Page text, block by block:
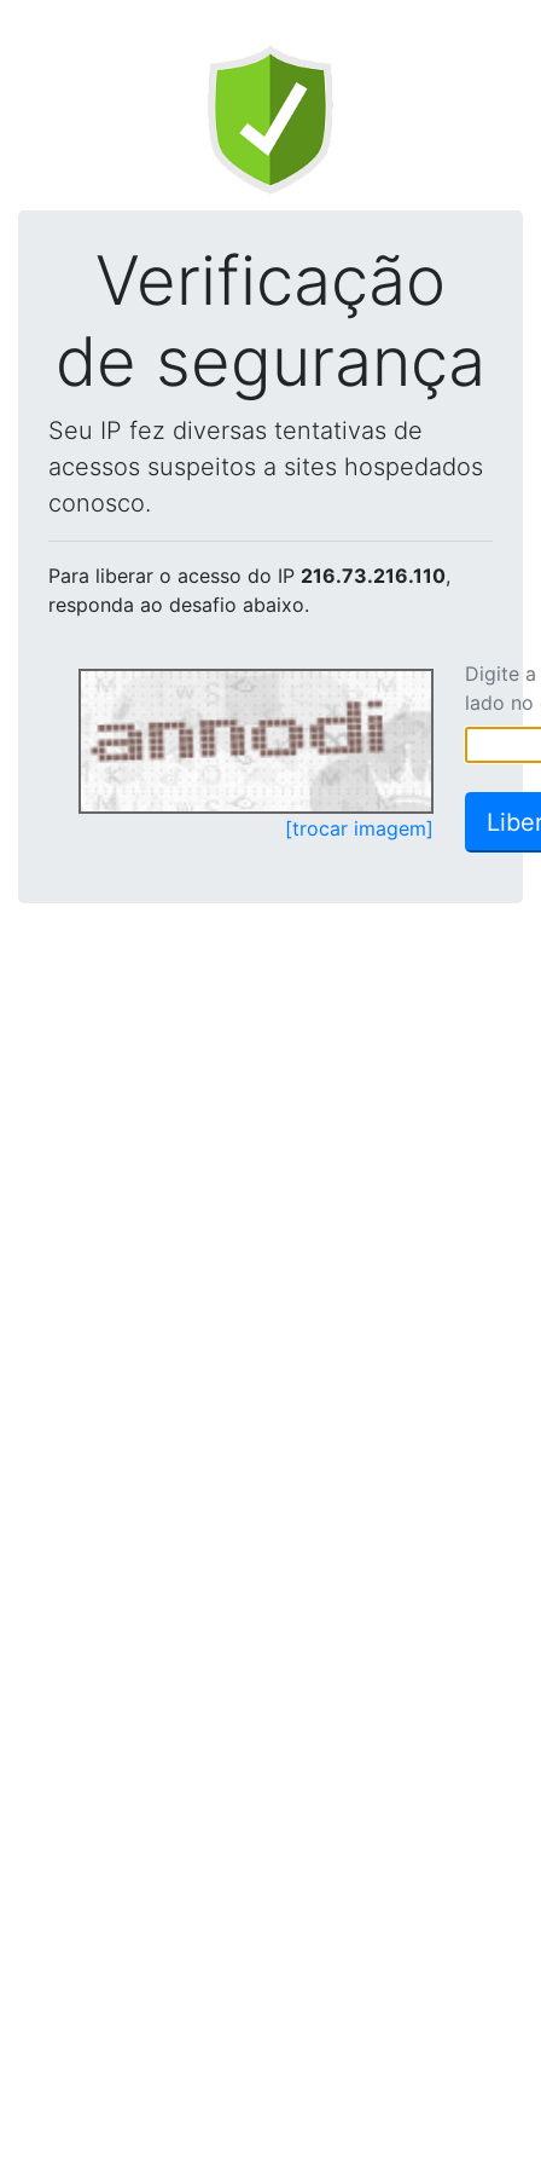
Verificação
de segurança
Seu IP fez diversas tentativas de
acessos suspeitos a sites hospedados
conosco.
Para liberar o acesso do IP 216.73.216.110,
responda ao desafio abaixo.
[trocar imagem]
Digite
lado no